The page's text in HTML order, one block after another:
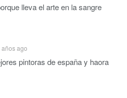
lleva el arte en la sangre
años ago
pintoras de españa y haora